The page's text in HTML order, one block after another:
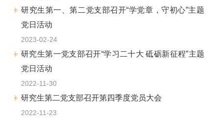
研究生第一、第二党支部召开“学党章，守初心”主题
党日活动
2023-02-24
研究生第一党支部召开“学习二十大 砥砺新征程”主题
党日活动
2022-11-30
研究生第二党支部召开第四季度党员大会
2022-11-23